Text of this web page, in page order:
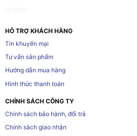
HỖ TRỢ KHÁCH HÀNG
Tin khuyến mại
Tư vấn sản phẩm
Hướng dẫn mua hàng
Hình thức thanh toán
CHÍNH SÁCH CÔNG TY
Chính sách bảo hành, đổi trả
Chính sách giao nhận